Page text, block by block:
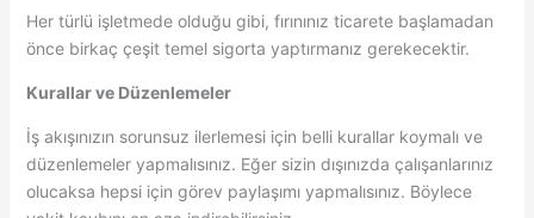
Her türlü işletmede olduğu gibi, fırınınız ticarete başlamadan
önce birkaç çeşit temel sigorta yaptırmanız gerekecektir.
Kurallar ve Düzenlemeler
İş akışınızın sorunsuz ilerlemesi için belli kurallar koymalı ve
düzenlemeler yapmalısınız. Eğer sizin dışınızda çalışanlarınız
olucaksa hepsi için görev paylaşımı yapmalısınız. Böylece